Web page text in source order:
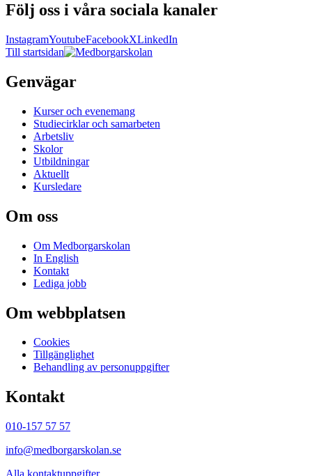
Följ oss i våra sociala kanaler
InstagramYoutubeFacebookXLinkedIn
Till startsidan
Genvägar
Kurser och evenemang
Studiecirklar och samarbeten
Arbetsliv
Skolor
Utbildningar
Aktuellt
Kursledare
Om oss
Om Medborgarskolan
In English
Kontakt
Lediga jobb
Om webbplatsen
Cookies
Tillgänglighet
Behandling av personuppgifter
Kontakt
010-157 57 57
info@medborgarskolan.se